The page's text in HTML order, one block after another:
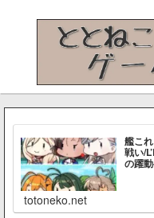
艦こ
戦い/
の躍
totoneko.net